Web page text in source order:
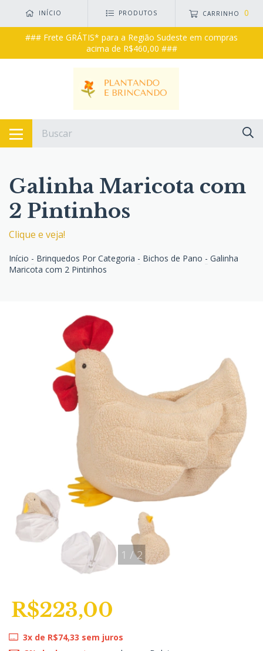
INÍCIO PRODUTOS CARRINHO 0
### Frete GRÁTIS* para a Região Sudeste em compras
acima de R$460,00 ###
Galinha Maricota com
2 Pintinhos
Clique e veja!
Início - Brinquedos Por Categoria - Bichos de Pano - Galinha
Maricota com 2 Pintinhos
1 /2
R$223,00
3x de R$74,33 sem juros